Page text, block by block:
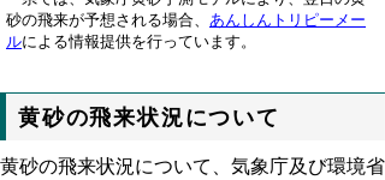
砂の飛来が予想される場合、 あんしんトリピーメー
ルによる情報提供を行っています。
黄砂の飛来状況について
黄砂の飛来状況について、気象庁及び環境省